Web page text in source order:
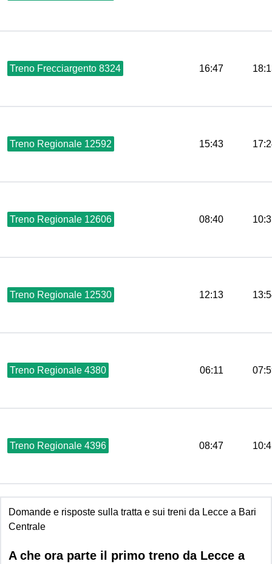
Treno Frecciargento 8324 16:47
Treno Regionale 12592 15:43
Treno Regionale 12606 08:40
Treno Regionale 12530 12:13
Treno Regionale 4380 06:11
Treno Regionale 4396 08:47
Domande e risposte sulla tratta e sui treni da Lecce a Bari
Centrale
A che ora parte il primo treno da Lecce a